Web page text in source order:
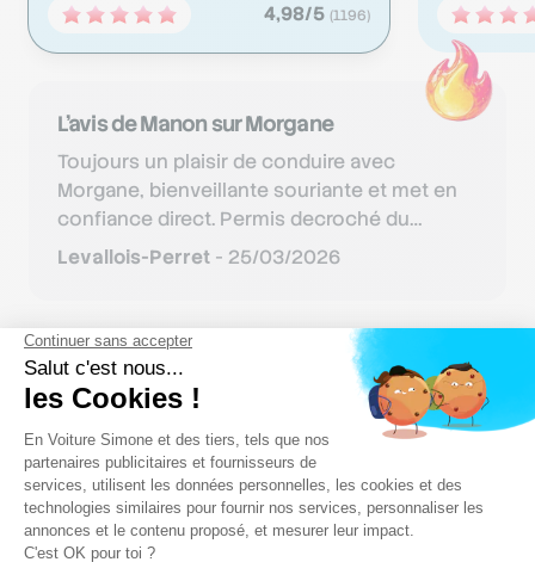
4,98/5 (1196)
L'avis deManon surMorgane
Toujours un plaisir de conduire avec
Morgane, bienveillante souriante et met en
confiance direct. Permis decroché du
premier coup, merci Morgane 😘
Levallois-Perret - 25/03/2026